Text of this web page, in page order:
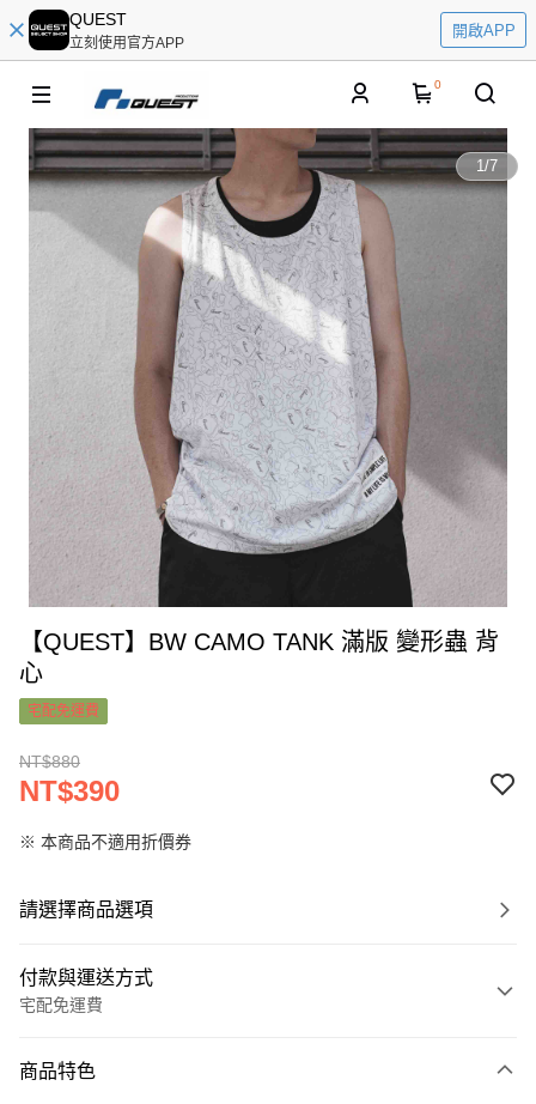
QUEST
立刻使用官方APP
開啟APP
0
1/7
【QUEST】BW CAMO TANK 滿版 變形蟲 背
心
宅配免運費
NT$880
NT$390
※ 本商品不適用折價券
請選擇商品選項
付款與運送方式
宅配免運費
信用卡一次付款
商品特色